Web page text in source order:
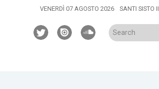
VENERDÌ 07 AGOSTO 2026 SANTI SISTO
twitterissuusoundcloud